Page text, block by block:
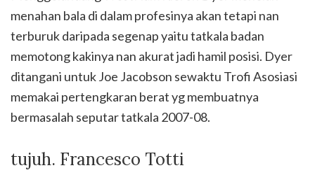
menahan bala di dalam profesinya akan tetapi nan
terburuk daripada segenap yaitu tatkala badan
memotong kakinya nan akurat jadi hamil posisi. Dyer
ditangani untuk Joe Jacobson sewaktu Trofi Asosiasi
memakai pertengkaran berat yg membuatnya
bermasalah seputar tatkala 2007-08.
tujuh. Francesco Totti